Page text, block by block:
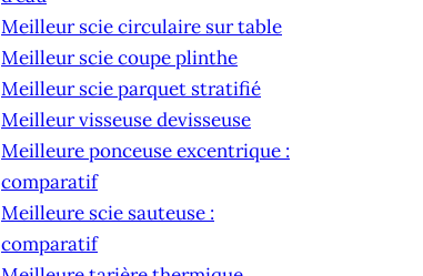
Meilleur scie circulaire sur table
Meilleur scie coupe plinthe
Meilleur scie parquet stratifié
Meilleur visseuse devisseuse
Meilleure ponceuse excentrique :
comparatif
Meilleure scie sauteuse :
comparatif